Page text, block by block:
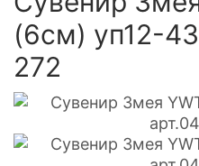
(6см) уп12-
272